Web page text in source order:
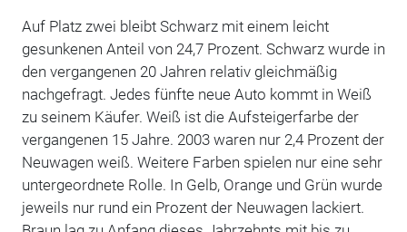
Auf Platz zwei bleibt Schwarz mit einem leicht
gesunkenen Anteil von 24,7 Prozent. Schwarz wurde in
den vergangenen 20 Jahren relativ gleichmäßig
nachgefragt. Jedes fünfte neue Auto kommt in Weiß
zu seinem Käufer. Weiß ist die Aufsteigerfarbe der
vergangenen 15 Jahre. 2003 waren nur 2,4 Prozent der
Neuwagen weiß. Weitere Farben spielen nur eine sehr
untergeordnete Rolle. In Gelb, Orange und Grün wurde
jeweils nur rund ein Prozent der Neuwagen lackiert.